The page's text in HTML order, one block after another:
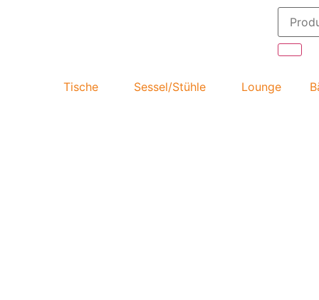
Tische Sessel/Stühle Lounge